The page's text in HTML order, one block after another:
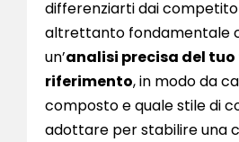
differenziarti dai
altrettanto fondamentale
un’analisi precisa del
riferimento, in modo da
composto e quale stile di
adottare per stabilire una